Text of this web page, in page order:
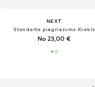
NEXT
Standarta piegriezums Krekls
No 23,00 €